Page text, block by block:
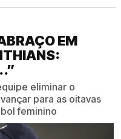
EM
eliminar o
para as oitavas
feminino